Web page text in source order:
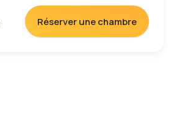
Réserver une chambre